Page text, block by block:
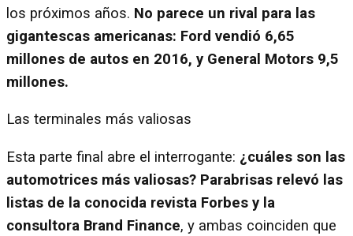
los próximos años. No parece un rival para las
gigantescas americanas: Ford vendió 6,65
millones de autos en 2016, y General Motors 9,5
millones.
Las terminales más valiosas
Esta parte final abre el interrogante: ¿cuáles son las
automotrices más valiosas? Parabrisas relevó las
listas de la conocida revista Forbes y la
consultora Brand Finance, y ambas coinciden que